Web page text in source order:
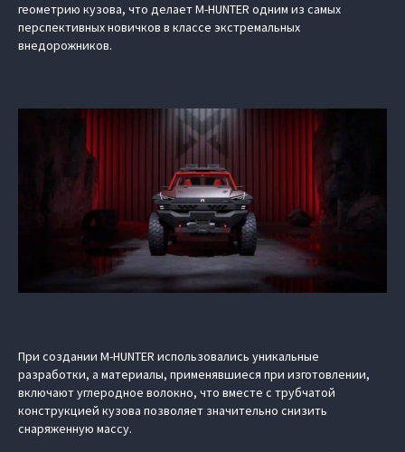
геометрию кузова, что делает M-HUNTER одним из самых
перспективных новичков в классе экстремальных
внедорожников.
При создании M-HUNTER использовались уникальные
разработки, а материалы, применявшиеся при изготовлении,
включают углеродное волокно, что вместе с трубчатой
конструкцией кузова позволяет значительно снизить
снаряженную массу.